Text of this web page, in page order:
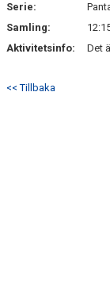
Serie:
Samling:
Aktivitetsinfo:
Det
<< Tillbaka